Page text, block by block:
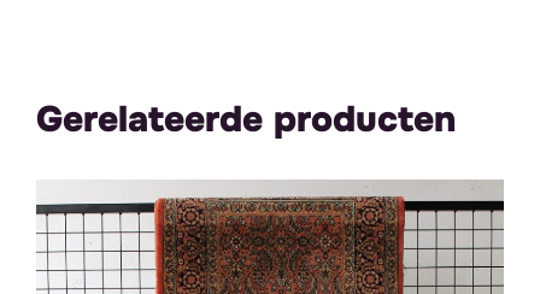
Gerelateerde producten